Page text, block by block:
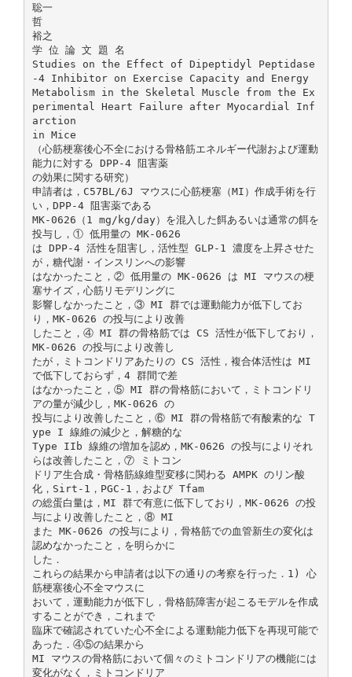
聡一
哲
裕之
学 位 論 文 題 名
Studies on the Effect of Dipeptidyl Peptidase
-4 Inhibitor on Exercise Capacity and Energy
Metabolism in the Skeletal Muscle from the Ex
perimental Heart Failure after Myocardial Inf
arction
in Mice
（心筋梗塞後心不全における骨格筋エネルギー代謝および運動
能力に対する DPP-4 阻害薬
の効果に関する研究）
申請者は，C57BL/6J マウスに心筋梗塞（MI）作成手術を行
い，DPP-4 阻害薬である
MK-0626（1 mg/kg/day）を混入した餌あるいは通常の餌を
投与し，① 低用量の MK-0626
は DPP-4 活性を阻害し，活性型 GLP-1 濃度を上昇させた
が，糖代謝・インスリンへの影響
はなかったこと，② 低用量の MK-0626 は MI マウスの梗
塞サイズ，心筋リモデリングに
影響しなかったこと，③ MI 群では運動能力が低下してお
り，MK-0626 の投与により改善
したこと，④ MI 群の骨格筋では CS 活性が低下しており，
MK-0626 の投与により改善し
たが，ミトコンドリアあたりの CS 活性，複合体活性は MI
で低下しておらず，4 群間で差
はなかったこと，⑤ MI 群の骨格筋において，ミトコンドリ
アの量が減少し，MK-0626 の
投与により改善したこと，⑥ MI 群の骨格筋で有酸素的な T
ype I 線維の減少と，解糖的な
Type IIb 線維の増加を認め，MK-0626 の投与によりそれ
らは改善したこと，⑦ ミトコン
ドリア生合成・骨格筋線維型変移に関わる AMPK のリン酸
化，Sirt-1，PGC-1，および Tfam
の総蛋白量は，MI 群で有意に低下しており，MK-0626 の投
与により改善したこと，⑧ MI
また MK-0626 の投与により，骨格筋での血管新生の変化は
認めなかったこと，を明らかに
した．
これらの結果から申請者は以下の通りの考察を行った．1) 心
筋梗塞後心不全マウスに
おいて，運動能力が低下し，骨格筋障害が起こるモデルを作成
することができ，これまで
臨床で確認されていた心不全による運動能力低下を再現可能で
あった．④⑤の結果から
MI マウスの骨格筋において個々のミトコンドリアの機能には
変化がなく，ミトコンドリア